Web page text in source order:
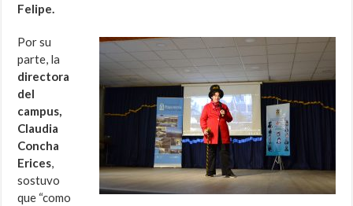
Felipe.
Por su
parte, la
directora
del
campus,
Claudia
Concha
Erices,
sostuvo
que “como